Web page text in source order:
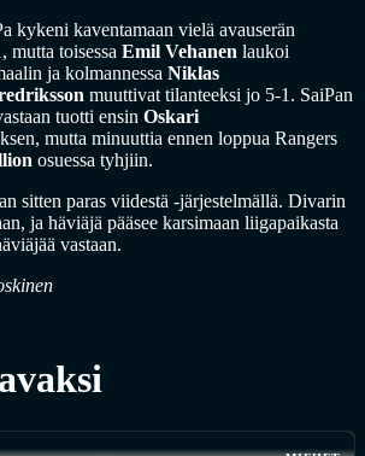
kykeni kaventamaan vielä avauserän
mutta toisessa Emil Vehanen laukoi
ja kolmannessa Niklas
muuttivat tilanteeksi jo 5-1. SaiPan
tuotti ensin Oskari
mutta minuuttia ennen loppua Rangers
osuessa tyhjiin.
sitten paras viidestä -järjestelmällä. Divarin
ja häviäjä pääsee karsimaan liigapaikasta
vastaan.